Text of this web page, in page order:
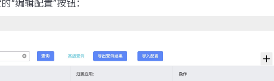
“编辑配置”按钮：